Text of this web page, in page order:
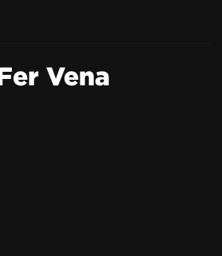
Vena